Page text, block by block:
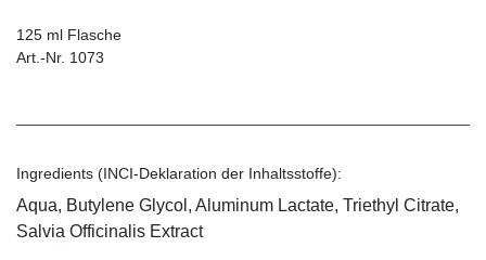
125 ml Flasche
Art.-Nr. 1073
Ingredients (INCI-Deklaration der Inhaltsstoffe):
Aqua, Butylene Glycol, Aluminum Lactate, Triethyl Citrate,
Salvia Officinalis Extract